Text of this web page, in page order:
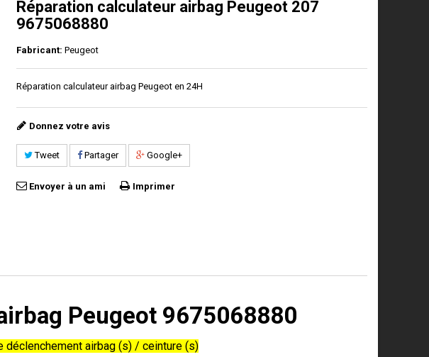
Réparation calculateur airbag Peugeot 207
9675068880
Fabricant: Peugeot
Réparation calculateur airbag Peugeot en 24H
Donnez votre avis
Tweet Partager Google+
Envoyer à un ami Imprimer
Peugeot 9675068880
airbag (s) / ceinture (s)